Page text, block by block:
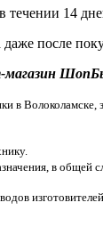
течении 14
после
магазин
Волоколамске,
в общей